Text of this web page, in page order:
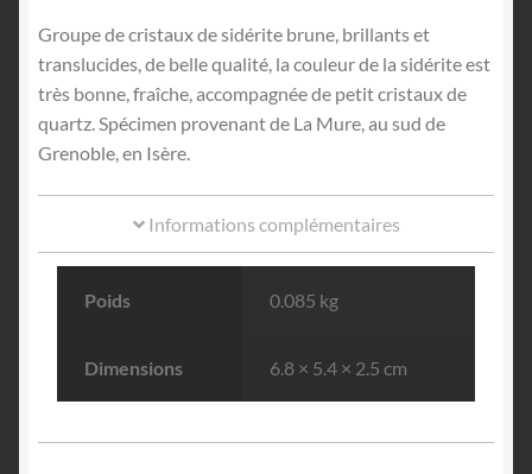
Groupe de cristaux de sidérite brune, brillants et
translucides, de belle qualité, la couleur de la sidérite est
très bonne, fraîche, accompagnée de petit cristaux de
quartz. Spécimen provenant de La Mure, au sud de
Grenoble, en Isère.
Informations complémentaires
Poids 0.085 kg
Dimensions 6.8 × 5.4 × 2.5 cm